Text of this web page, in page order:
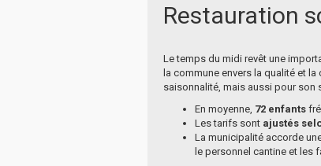
Restauration
Le temps du midi revêt une
la commune envers la qualité et
saisonnalité, mais aussi pour son
En moyenne, 72 enfants
Les tarifs sont ajustés
La municipalité accorde
le personnel cantine et les